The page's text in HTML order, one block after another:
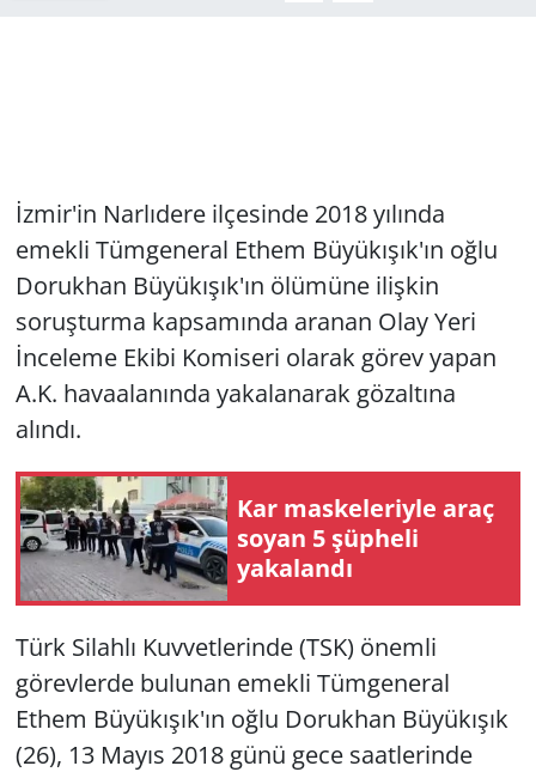
İzmir'in Narlıdere ilçesinde 2018 yılında
emekli Tümgeneral Ethem Büyükışık'ın oğlu
Dorukhan Büyükışık'ın ölümüne ilişkin
soruşturma kapsamında aranan Olay Yeri
İnceleme Ekibi Komiseri olarak görev yapan
A.K. havaalanında yakalanarak gözaltına
alındı.
Kar maskeleriyle araç
soyan 5 şüpheli
yakalandı
Türk Silahlı Kuvvetlerinde (TSK) önemli
görevlerde bulunan emekli Tümgeneral
Ethem Büyükışık'ın oğlu Dorukhan Büyükışık
(26), 13 Mayıs 2018 günü gece saatlerinde